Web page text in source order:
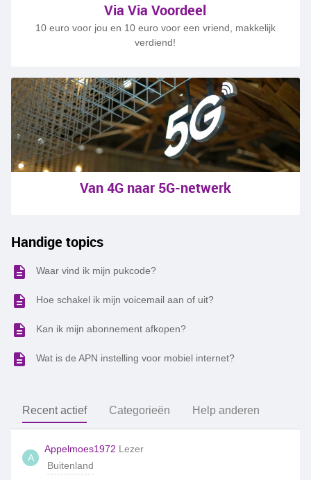
Via Via Voordeel
10 euro voor jou en 10 euro voor een vriend, makkelijk
verdiend!
Van 4G naar 5G-netwerk
Handige topics
Waar vind ik mijn pukcode?
Hoe schakel ik mijn voicemail aan of uit?
Kan ik mijn abonnement afkopen?
Wat is de APN instelling voor mobiel internet?
Recent actief Categorieën Help anderen
A
Appelmoes1972 Lezer
Buitenland